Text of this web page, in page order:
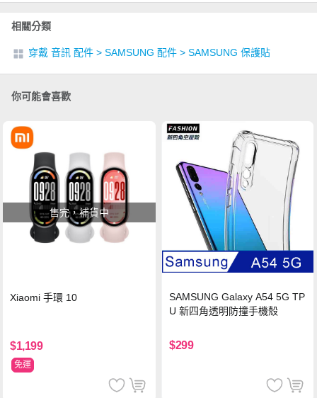
相關分類
穿戴 音訊 配件 > SAMSUNG 配件 > SAMSUNG 保護貼
你可能會喜歡
售完，補貨中
Xiaomi 手環 10
$1,199
免運
SAMSUNG Galaxy A54 5G TP
U 新四角透明防撞手機殼
$299